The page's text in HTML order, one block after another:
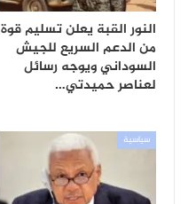
النور القبة يعلن تسليم قوة
من الدعم السريع للجيش
السوداني ويوجه رسائل
لعناصر حميدتي…
سياسية